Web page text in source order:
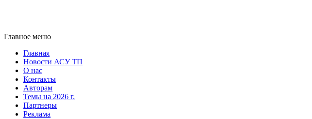
Главное меню
Главная
Новости АСУ ТП
О нас
Контакты
Авторам
Темы на 2026 г.
Партнеры
Реклама